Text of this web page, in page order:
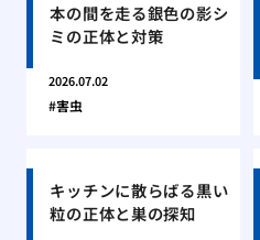
本の間を走る銀色の影シ
ミの正体と対策
2026.07.02
害虫
キッチンに散らばる黒い
粒の正体と巣の探知